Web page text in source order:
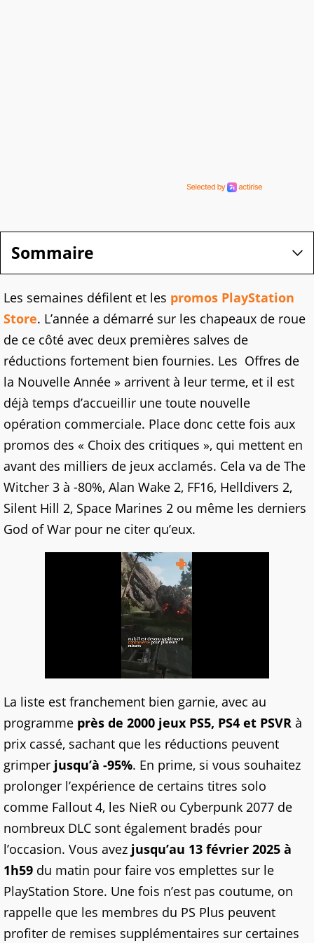
Sommaire
Les semaines défilent et les promos PlayStation
Store. L’année a démarré sur les chapeaux de roue
de ce côté avec deux premières salves de
réductions fortement bien fournies. Les Offres de
la Nouvelle Année » arrivent à leur terme, et il est
déjà temps d’accueillir une toute nouvelle
opération commerciale. Place donc cette fois aux
promos des « Choix des critiques », qui mettent en
avant des milliers de jeux acclamés. Cela va de The
Witcher 3 à -80%, Alan Wake 2, FF16, Helldivers 2,
Silent Hill 2, Space Marines 2 ou même les derniers
God of War pour ne citer qu’eux.
La liste est franchement bien garnie, avec au
programme près de 2000 jeux PS5, PS4 et PSVR à
prix cassé, sachant que les réductions peuvent
grimper jusqu’à -95%. En prime, si vous souhaitez
prolonger l’expérience de certains titres solo
comme Fallout 4, les NieR ou Cyberpunk 2077 de
nombreux DLC sont également bradés pour
l’occasion. Vous avez jusqu’au 13 février 2025 à
1h59 du matin pour faire vos emplettes sur le
PlayStation Store. Une fois n’est pas coutume, on
rappelle que les membres du PS Plus peuvent
profiter de remises supplémentaires sur certaines